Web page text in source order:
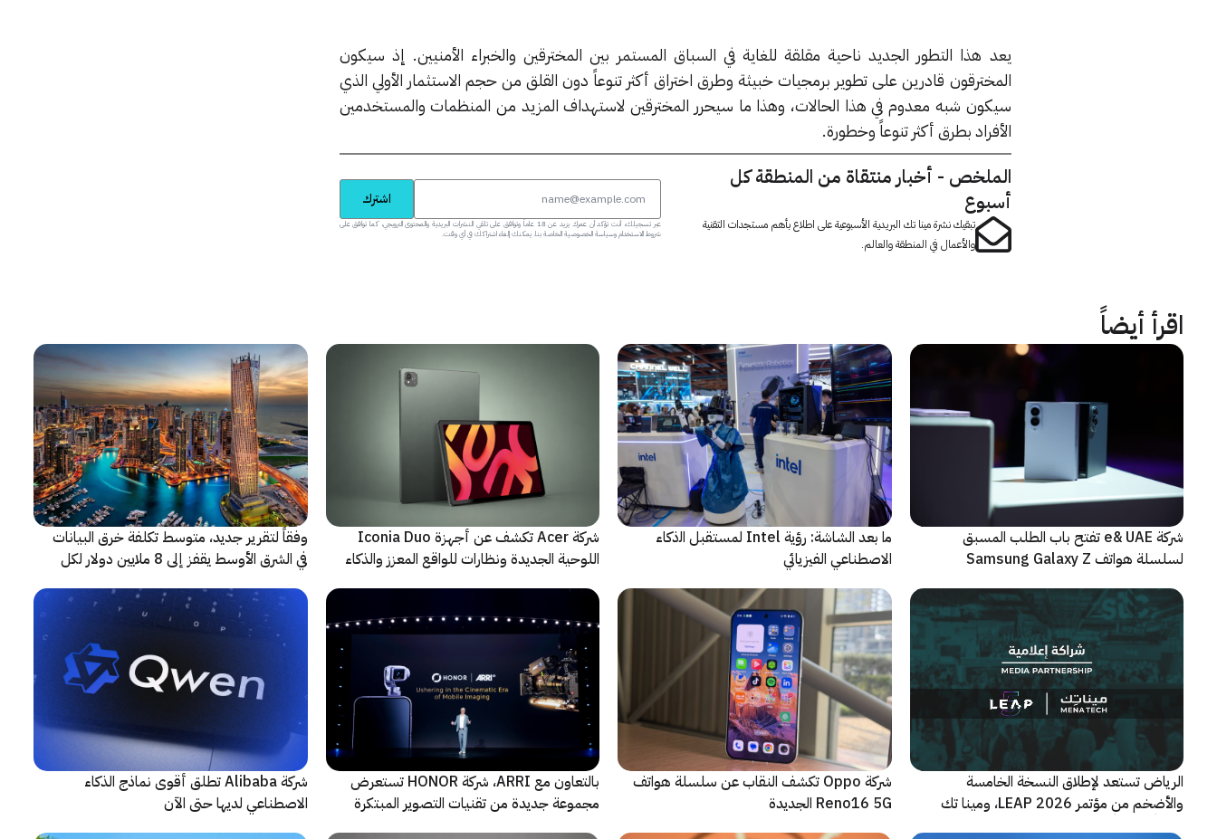
يعد هذا التطور الجديد ناحية مقلقة للغاية في السباق المستمر بين المخترقين والخبراء الأمنيين. إذ سيكون
المخترقون قادرين على تطوير برمجيات خبيثة وطرق اختراق أكثر تنوعاً دون القلق من حجم الاستثمار الأولي الذي
سيكون شبه معدوم في هذا الحالات، وهذا ما سيحرر المخترقين لاستهداف المزيد من المنظمات والمستخدمين
الأفراد بطرق أكثر تنوعاً وخطورة.
الملخص - أخبار منتقاة من المنطقة كل
أسبوع
تبقيك نشرة مينا تك البريدية الأسبوعية على اطلاع بأهم مستجدات التقنية
والأعمال في المنطقة والعالم.
اشترك
عبر تسجيلك، أنت تؤكد أن عمرك يزيد عن 18 عاماً وتوافق على تلقي النشرات البريدية والمحتوى الترويجي، كما توافق على
شروط الاستخدام وسياسة الخصوصية الخاصة بنا. يمكنك إلغاء اشتراكك في أي وقت.
اقرأ أيضاً
شركة e& UAE تفتح باب الطلب المسبق
لسلسلة هواتف Samsung Galaxy Z
ﻣا بعد الشاشة: رؤية Intel لمستقبل اﻟذﻛﺎء
الاصطناعي الفيزيائي
شركة Acer تكشف عن أجهزة Iconia Duo
اللوحية الجديدة ونظارات للواقع المعزز والذكاء
وفقاً لتقرير جديد، متوسط تكلفة خرق البيانات
في الشرق الأوسط يقفز إلى 8 ملايين دولار لكل
الرياض تستعد لإطلاق النسخة الخامسة
والأضخم من مؤتمر LEAP 2026، ومينا تك
شركة Oppo تكشف النقاب عن سلسلة هواتف
Reno16 5G الجديدة
بالتعاون مع ARRI، شركة HONOR تستعرض
مجموعة جديدة من تقنيات التصوير المبتكرة
شركة Alibaba تطلق أقوى نماذج الذكاء
الاصطناعي لديها حتى الآن